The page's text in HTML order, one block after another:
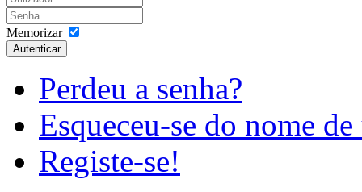
Memorizar
Autenticar
Perdeu a senha?
Esqueceu-se do nome
Registe-se!